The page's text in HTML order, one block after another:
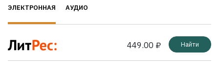
ЭЛЕКТРОННАЯ АУДИО
449.00 ₽ Найти